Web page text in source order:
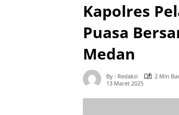
Kapolres
Puasa
Medan
By : Redaksi
2 Min
13 Maret 2025